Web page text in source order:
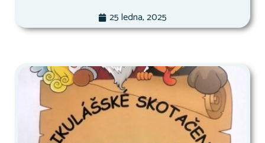
25 ledna, 2025